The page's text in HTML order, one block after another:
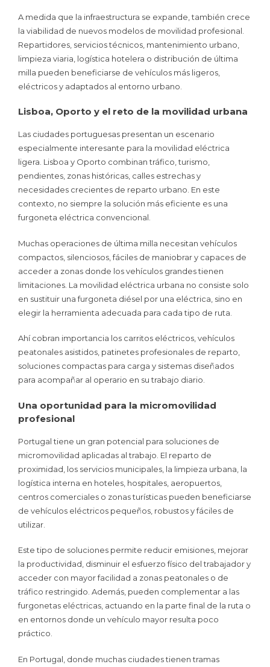
A medida que la infraestructura se expande, también crece
la viabilidad de nuevos modelos de movilidad profesional.
Repartidores, servicios técnicos, mantenimiento urbano,
limpieza viaria, logística hotelera o distribución de última
milla pueden beneficiarse de vehículos más ligeros,
eléctricos y adaptados al entorno urbano.
Lisboa, Oporto y el reto de la movilidad urbana
Las ciudades portuguesas presentan un escenario
especialmente interesante para la movilidad eléctrica
ligera. Lisboa y Oporto combinan tráfico, turismo,
pendientes, zonas históricas, calles estrechas y
necesidades crecientes de reparto urbano. En este
contexto, no siempre la solución más eficiente es una
furgoneta eléctrica convencional.
Muchas operaciones de última milla necesitan vehículos
compactos, silenciosos, fáciles de maniobrar y capaces de
acceder a zonas donde los vehículos grandes tienen
limitaciones. La movilidad eléctrica urbana no consiste solo
en sustituir una furgoneta diésel por una eléctrica, sino en
elegir la herramienta adecuada para cada tipo de ruta.
Ahí cobran importancia los carritos eléctricos, vehículos
peatonales asistidos, patinetes profesionales de reparto,
soluciones compactas para carga y sistemas diseñados
para acompañar al operario en su trabajo diario.
Una oportunidad para la micromovilidad
profesional
Portugal tiene un gran potencial para soluciones de
micromovilidad aplicadas al trabajo. El reparto de
proximidad, los servicios municipales, la limpieza urbana, la
logística interna en hoteles, hospitales, aeropuertos,
centros comerciales o zonas turísticas pueden beneficiarse
de vehículos eléctricos pequeños, robustos y fáciles de
utilizar.
Este tipo de soluciones permite reducir emisiones, mejorar
la productividad, disminuir el esfuerzo físico del trabajador y
acceder con mayor facilidad a zonas peatonales o de
tráfico restringido. Además, pueden complementar a las
furgonetas eléctricas, actuando en la parte final de la ruta o
en entornos donde un vehículo mayor resulta poco
práctico.
En Portugal, donde muchas ciudades tienen tramas